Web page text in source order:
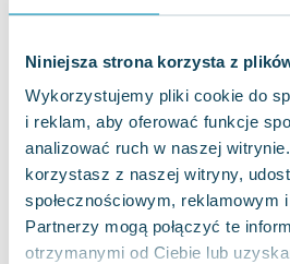
Niniejsza strona korzysta z
Wykorzystujemy pliki cookie do
i reklam, aby oferować funkcje
analizować ruch w naszej
korzystasz z naszej witryny,
społecznościowym, reklamowym
Partnerzy mogą połączyć te
otrzymanymi od Ciebie lub
Maria Seweryn
Eric Helms
Anna Prus (oprac.)
Nela Mała Reporterka
Agnieszka Maciąg
Barbara Wrzesińska
Virginia Woolf